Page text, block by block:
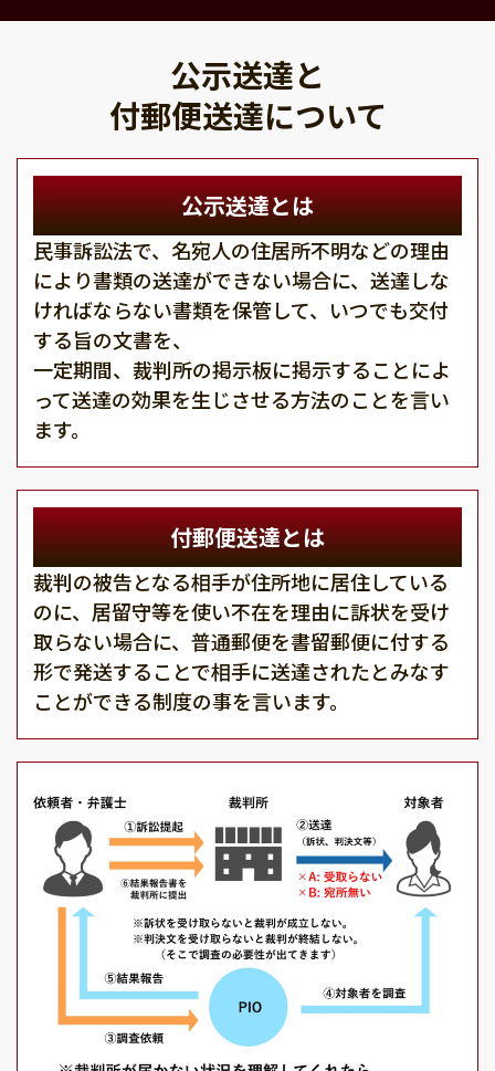
公示送達と
付郵便送達について
公示送達とは
民事訴訟法で、名宛人の住居所不明などの理由
により書類の送達ができない場合に、送達しな
ければならない書類を保管して、いつでも交付
する旨の文書を、
一定期間、裁判所の掲示板に掲示することによ
って送達の効果を生じさせる方法のことを言い
ます。
付郵便送達とは
裁判の被告となる相手が住所地に居住している
のに、居留守等を使い不在を理由に訴状を受け
取らない場合に、普通郵便を書留郵便に付する
形で発送することで相手に送達されたとみなす
ことができる制度の事を言います。